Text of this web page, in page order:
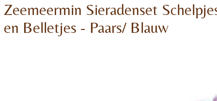
Zeemeermin Sieradenset
en Belletjes - Paars/ Blauw